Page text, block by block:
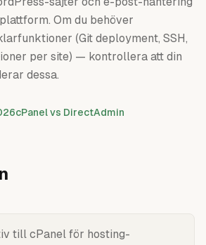
Om du behöver
(Git deployment, SSH,
per site) — kontrollera att din
dessa.
cPanel vs DirectAdmin
till cPanel för hosting-